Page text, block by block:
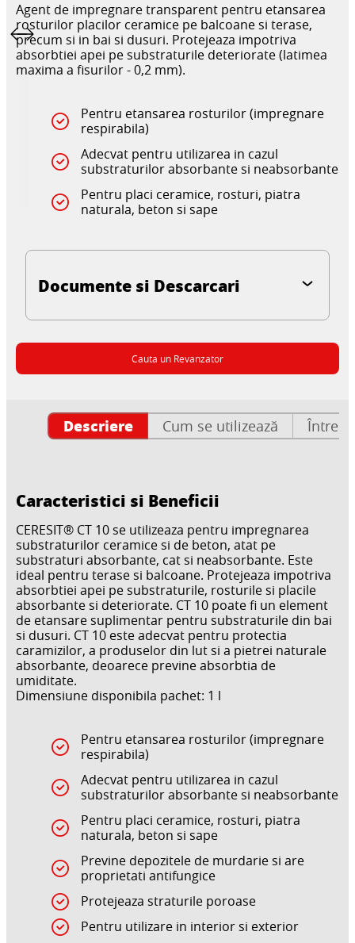
Agent de impregnare transparent pentru etansarea
rosturilor placilor ceramice pe balcoane si terase,
precum si in bai si dusuri. Protejeaza impotriva
absorbtiei apei pe substraturile deteriorate (latimea
maxima a fisurilor - 0,2 mm).
Pentru etansarea rosturilor (impregnare
respirabila)
Adecvat pentru utilizarea in cazul
substraturilor absorbante si neabsorbante
Pentru placi ceramice, rosturi, piatra
naturala, beton si sape
Documente si Descarcari
Cauta un Revanzator
Descriere Cum se utilizează
Caracteristici si Beneficii
CERESIT® CT 10 se utilizeaza pentru impregnarea
substraturilor ceramice si de beton, atat pe
substraturi absorbante, cat si neabsorbante. Este
ideal pentru terase si balcoane. Protejeaza impotriva
absorbtiei apei pe substraturile, rosturile si placile
absorbante si deteriorate. CT 10 poate fi un element
de etansare suplimentar pentru substraturile din bai
si dusuri. CT 10 este adecvat pentru protectia
caramizilor, a produselor din lut si a pietrei naturale
absorbante, deoarece previne absorbtia de
umiditate.
Dimensiune disponibila pachet: 1 l
Pentru etansarea rosturilor (impregnare
respirabila)
Adecvat pentru utilizarea in cazul
substraturilor absorbante si neabsorbante
Pentru placi ceramice, rosturi, piatra
naturala, beton si sape
Previne depozitele de murdarie si are
proprietati antifungice
Protejeaza straturile poroase
Pentru utilizare in interior si exterior